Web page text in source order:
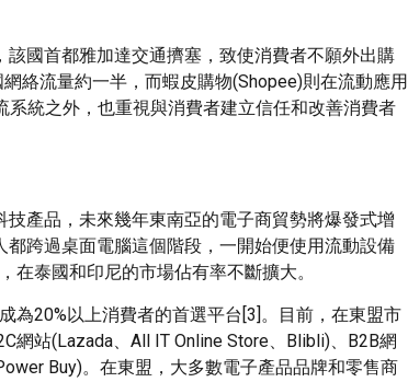
國首都雅加達交通擠塞，致使消費者不願外出購
絡流量約一半，而蝦皮購物(Shopee)則在流動應用
統之外，也重視與消費者建立信任和改善消費者
產品，未來幾年東南亞的電子商貿勢將爆發式增
跨過桌面電腦這個階段，一開始便使用流動設備
泰國和印尼的市場佔有率不斷擴大。
為20%以上消費者的首選平台[3]。目前，在東盟市
網站(Lazada、All IT Online Store、Blibli)、B2B網
Buy)。在東盟，大多數電子產品品牌和零售商